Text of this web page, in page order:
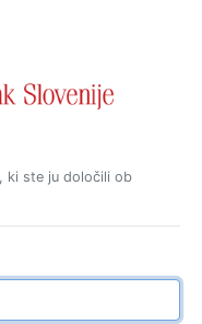
ki ste ju določili ob